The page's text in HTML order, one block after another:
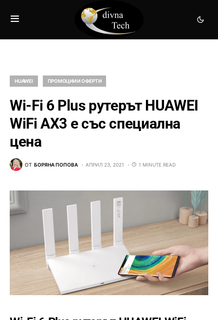
HUAWEI ПРОМОЦИИ И ОФЕРТИ
Wi-Fi 6 Plus рутерът HUAWEI
WiFi AX3 е със специална
цена
ОТ БОРЯНА ПОПОВА АПРИЛ 23, 2021 1 MINUTE READ